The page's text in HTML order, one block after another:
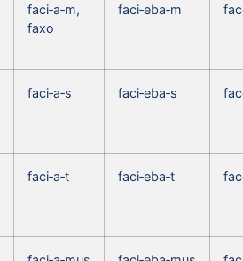
faci‑a‑m,
faxo
faci‑eba‑m
faci‑a‑s faci‑eba‑s
faci‑a‑t faci‑eba‑t